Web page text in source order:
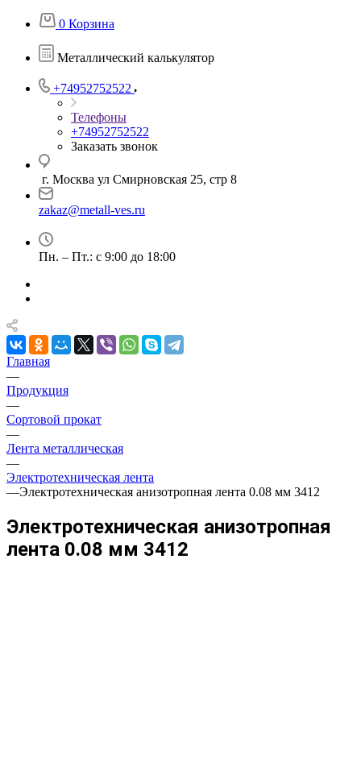
0 Корзина
Металлический калькулятор
+74952752522
Телефоны
+74952752522
Заказать звонок
г. Москва ул Смирновская 25, стр 8
zakaz@metall-ves.ru
Пн. – Пт.: с 9:00 до 18:00
Главная
—
Продукция
—
Сортовой прокат
—
Лента металлическая
—
Электротехническая лента
—Электротехническая анизотропная лента 0.08 мм 3412
Электротехническая анизотропная
лента 0.08 мм 3412